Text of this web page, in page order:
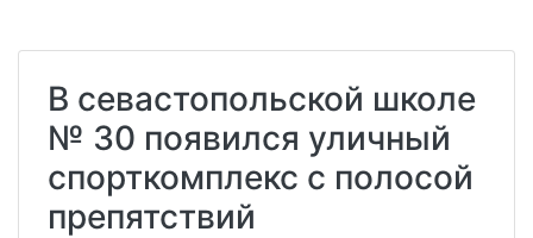
В севастопольской школе
№ 30 появился уличный
спорткомплекс с полосой
препятствий